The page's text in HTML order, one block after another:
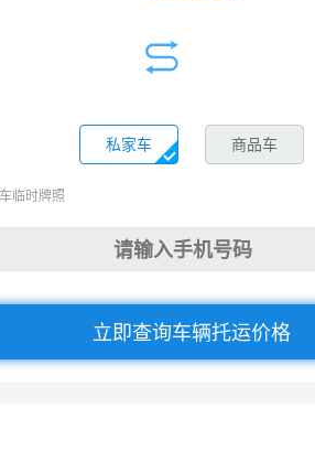
私家车 商品车
临时牌照
立即查询车辆托运价格